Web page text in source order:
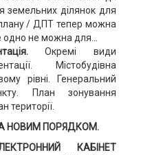
земельних ділянок для
/ ДПТ тепер можна
не можна для...
Окремі види
Містобудівна
рівні. Генеральний
План зонування
території.
НОВИМ ПОРЯДКОМ.
КАБІНЕТ